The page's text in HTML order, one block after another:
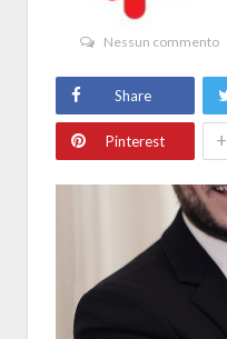
Nessun commento
Share
Pinterest +